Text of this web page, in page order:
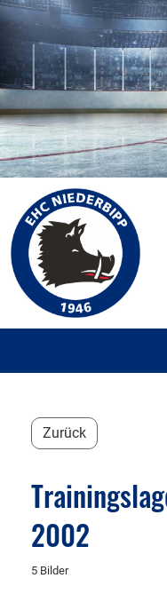
Zurück
2002
5 Bilder